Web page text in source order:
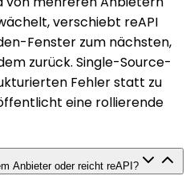
verschiebt reAPI
Fenster zum nächsten,
zurück. Single-Source-
Fehler statt zu
eine rollierende
Anbieter oder reicht reAPI?